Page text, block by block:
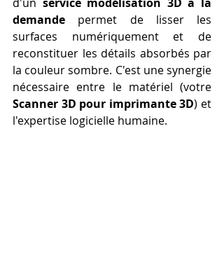
demande permet de lisser les
surfaces numériquement et de
reconstituer les détails absorbés par
la couleur sombre. C'est une synergie
Scanner 3D pour imprimante 3D) et
l'expertise logicielle humaine.